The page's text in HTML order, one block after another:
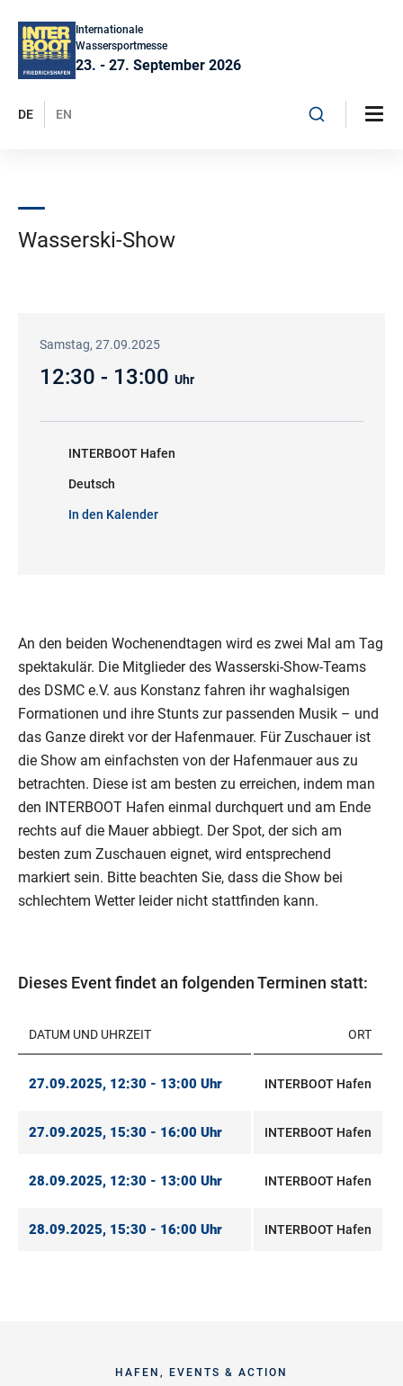
Internationale
Wassersportmesse
23. - 27. September 2026
DE EN
Wasserski-Show
Samstag, 27.09.2025
12:30 - 13:00 Uhr
INTERBOOT Hafen
Deutsch
In den Kalender
An den beiden Wochenendtagen wird es zwei Mal am Tag
spektakulär. Die Mitglieder des Wasserski-Show-Teams
des DSMC e.V. aus Konstanz fahren ihr waghalsigen
Formationen und ihre Stunts zur passenden Musik – und
das Ganze direkt vor der Hafenmauer. Für Zuschauer ist
die Show am einfachsten von der Hafenmauer aus zu
betrachten. Diese ist am besten zu erreichen, indem man
den INTERBOOT Hafen einmal durchquert und am Ende
rechts auf die Mauer abbiegt. Der Spot, der sich am
besten zum Zuschauen eignet, wird entsprechend
markiert sein. Bitte beachten Sie, dass die Show bei
schlechtem Wetter leider nicht stattfinden kann.
Dieses Event findet an folgenden Terminen statt:
DATUM UND UHRZEIT ORT
27.09.2025, 12:30 - 13:00 Uhr INTERBOOT Hafen
27.09.2025, 15:30 - 16:00 Uhr INTERBOOT Hafen
28.09.2025, 12:30 - 13:00 Uhr INTERBOOT Hafen
28.09.2025, 15:30 - 16:00 Uhr INTERBOOT Hafen
HAFEN, EVENTS & ACTION